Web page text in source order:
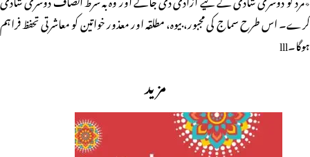
کرے۔ اس طرح سماج کی مجبور، بیوہ، مطلقہ اور معذور خواتین کو معاشرتی تحفظ فراہم
ہوگا۔lll
مزید